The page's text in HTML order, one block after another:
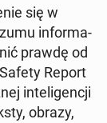
się w
in­for­ma­
prawdę od
Report
in­te­li­gen­cji
obrazy,